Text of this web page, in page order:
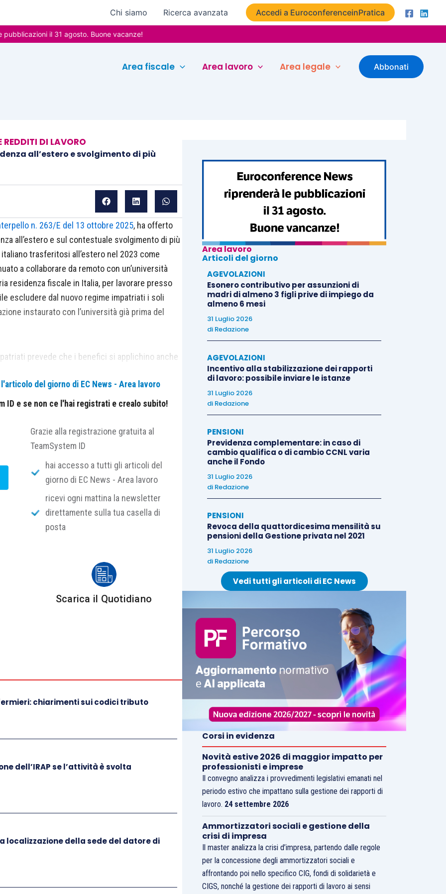
Chi siamo Ricerca avanzata Accedi a EuroconferenceinPratica
il 31 agosto. Buone vacanze!
Area fiscale Area lavoro Area legale Abbonati
REDDITI DI LAVORO
all’estero e svolgimento di più
n. 263/E del 13 ottobre 2025, ha offerto
all’estero e sul contestuale svolgimento di più
trasferitosi all’estero nel 2023 come
a collaborare da remoto con un’università
residenza fiscale in Italia, per lavorare presso
escludere dal nuovo regime impatriati i soli
instaurato con l’università già prima del
prevede che i benefici si applichino anche
solo per il requisito minimo di
Pertanto, l’istante, che dichiara di essere
previste, del nuovo regime con esclusivo
che intende svolgere alle dipendenze di una
all’estero. A tal fine, non rileva la
a svolgere anche l’attività di collaborazione
Resta fermo che non potrà, invece, applicare al
regime impatriati, trattandosi di un’attività
aveva lavorato quando era residente all’estero
dell’espatrio.
del giorno di EC News - Area lavoro
ID e se non ce l'hai registrati e crealo subito!
Grazie alla registrazione gratuita al
TeamSystem ID
hai accesso a tutti gli articoli del
giorno di EC News - Area lavoro
ricevi ogni mattina la newsletter
direttamente sulla tua casella di
posta
Scarica il Quotidiano
chiarimenti sui codici tributo
dell’IRAP se l’attività è svolta
localizzazione della sede del datore di
Area lavoro
Articoli del giorno
AGEVOLAZIONI
Esonero contributivo per assunzioni di
madri di almeno 3 figli prive di impiego da
almeno 6 mesi
31 Luglio 2026
di Redazione
AGEVOLAZIONI
Incentivo alla stabilizzazione dei rapporti
di lavoro: possibile inviare le istanze
31 Luglio 2026
di Redazione
PENSIONI
Previdenza complementare: in caso di
cambio qualifica o di cambio CCNL varia
anche il Fondo
31 Luglio 2026
di Redazione
PENSIONI
Revoca della quattordicesima mensilità su
pensioni della Gestione privata nel 2021
31 Luglio 2026
di Redazione
Vedi tutti gli articoli di EC News
Corsi in evidenza
Novità estive 2026 di maggior impatto per
professionisti e imprese
Il convegno analizza i provvedimenti legislativi emanati nel
periodo estivo che impattano sulla gestione dei rapporti di
lavoro. 24 settembre 2026
Ammortizzatori sociali e gestione della
crisi di impresa
Il master analizza la crisi d’impresa, partendo dalle regole
per la concessione degli ammortizzatori sociali e
affrontando poi nello specifico CIG, fondi di solidarietà e
CIGS, nonché la gestione dei rapporti di lavoro ai sensi